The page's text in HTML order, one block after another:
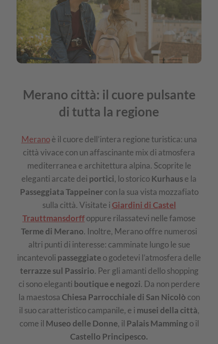
Merano città: il cuore pulsante
di tutta la regione
Meranoè il cuore dell’intera regione turistica: una
città vivace con un affascinante mix di atmosfera
mediterranea e architettura alpina. Scoprite le
eleganti arcate dei portici, lo storicoKurhause la
Passeggiata Tappeinercon la sua vista mozzafiato
sulla città. Visitate iGiardini di Castel
Trauttmansdorffoppure rilassatevi nelle famose
Terme di Merano. Inoltre, Merano offre numerosi
altri punti di interesse: camminate lungo le sue
incantevoli passeggiate o godetevi l’atmosfera delle
terrazze sul Passirio. Per gli amanti dello shopping
ci sono eleganti boutique e negozi. Da non perdere
la maestosa Chiesa Parrocchiale di San Nicolò con
il suo caratteristico campanile, e i musei della città,
come il Museo delle Donne, il Palais Mammingo il
Castello Principesco.